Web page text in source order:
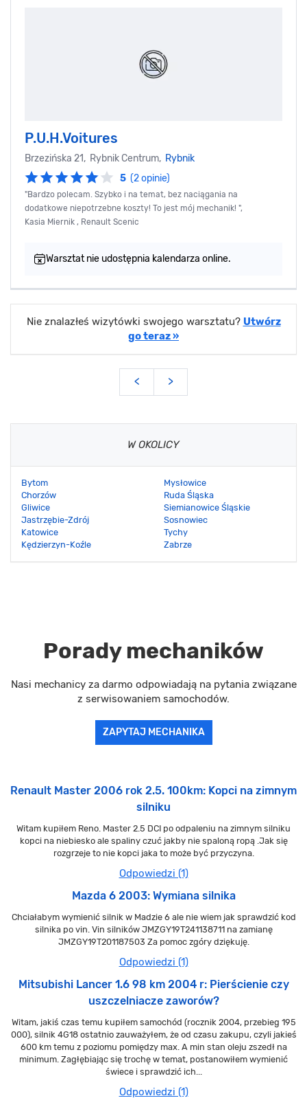
P.U.H.Voitures
Brzezińska 21, Rybnik Centrum, Rybnik
5 (2 opinie)
"Bardzo polecam. Szybko i na temat, bez naciągania na
dodatkowe niepotrzebne koszty! To jest mój mechanik! ",
Kasia Miernik , Renault Scenic
Warsztat nie udostępnia kalendarza online.
Nie znalazłeś wizytówki swojego warsztatu? Utwórz
go teraz »
< >
W OKOLICY
Bytom
Chorzów
Gliwice
Jastrzębie-Zdrój
Katowice
Kędzierzyn-Koźle
Mysłowice
Ruda Śląska
Siemianowice Śląskie
Sosnowiec
Tychy
Zabrze
Porady mechaników
Nasi mechanicy za darmo odpowiadają na pytania związane
z serwisowaniem samochodów.
ZAPYTAJ MECHANIKA
Renault Master 2006 rok 2.5. 100km: Kopci na zimnym
silniku
Witam kupiłem Reno. Master 2.5 DCI po odpaleniu na zimnym silniku
kopci na niebiesko ale spaliny czuć jakby nie spaloną ropą .Jak się
rozgrzeje to nie kopci jaka to może być przyczyna.
Odpowiedzi (1)
Mazda 6 2003: Wymiana silnika
Chciałabym wymienić silnik w Madzie 6 ale nie wiem jak sprawdzić kod
silnika po vin. Vin silników JMZGY19T241138711 na zamianę
JMZGY19T201187503 Za pomoc zgóry dziękuję.
Odpowiedzi (1)
Mitsubishi Lancer 1.6 98 km 2004 r: Pierścienie czy
uszczelniacze zaworów?
Witam, jakiś czas temu kupiłem samochód (rocznik 2004, przebieg 195
000), silnik 4G18 ostatnio zauważyłem, że od czasu zakupu, czyli jakieś
600 km temu z poziomu pomiędzy max. A min stan oleju zszedł na
minimum. Zagłębiając się trochę w temat, postanowiłem wymienić
świece i sprawdzić ich...
Odpowiedzi (1)